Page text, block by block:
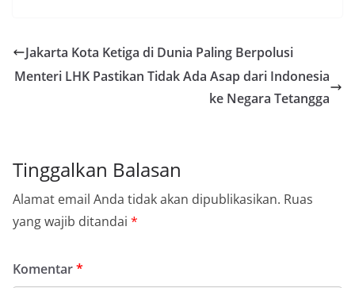
Jakarta Kota Ketiga di Dunia Paling Berpolusi
Menteri LHK Pastikan Tidak Ada Asap dari Indonesia
ke Negara Tetangga
Tinggalkan Balasan
Alamat email Anda tidak akan dipublikasikan. Ruas
yang wajib ditandai *
Komentar*